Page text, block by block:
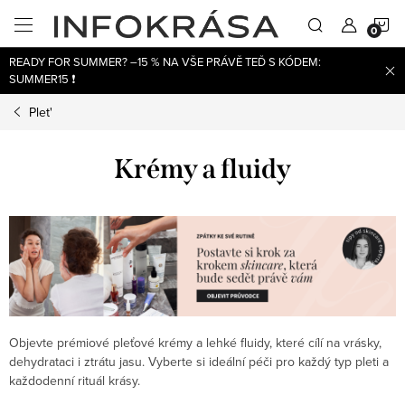
obsah
READY FOR SUMMER? –15 % NA VŠE PRÁVĚ TEĎ S KÓDEM:
SUMMER15 ❗
Plet'
Krémy a fluidy
Objevte prémiové pleťové krémy a lehké fluidy, které cílí na vrásky,
dehydrataci i ztrátu jasu. Vyberte si ideální péči pro každý typ pleti a
každodenní rituál krásy.